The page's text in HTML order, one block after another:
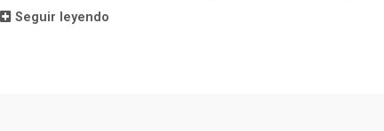
Seguir leyendo